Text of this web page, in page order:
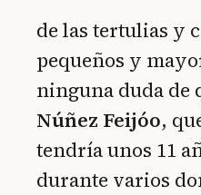
de las tertulias y
pequeños y
ninguna duda de
Núñez Feijóo,
tendría unos 11
durante varios